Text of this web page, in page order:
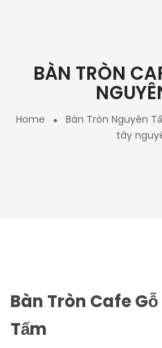
BÀN TRÒN
Home Bàn Tròn Nguyên
tây
Bàn Tròn Cafe
Tấm